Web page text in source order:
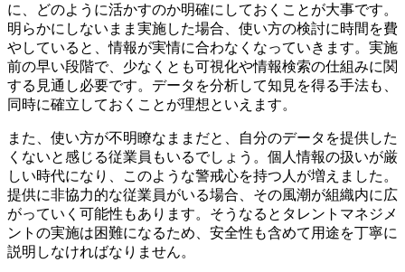
に、どのように活かすのか明確にしておくことが大事です。
明らかにしないまま実施した場合、使い方の検討に時間を費
やしていると、情報が実情に合わなくなっていきます。実施
前の早い段階で、少なくとも可視化や情報検索の仕組みに関
する見通し必要です。データを分析して知見を得る手法も、
同時に確立しておくことが理想といえます。
また、使い方が不明瞭なままだと、自分のデータを提供した
くないと感じる従業員もいるでしょう。個人情報の扱いが厳
しい時代になり、このような警戒心を持つ人が増えました。
提供に非協力的な従業員がいる場合、その風潮が組織内に広
がっていく可能性もあります。そうなるとタレントマネジメ
ントの実施は困難になるため、安全性も含めて用途を丁寧に
説明しなければなりません。